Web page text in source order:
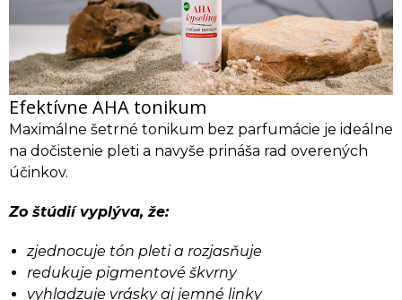
Efektívne AHA tonikum
Maximálne šetrné tonikum bez parfumácie je ideálne
na dočistenie pleti a navyše prináša rad overených
účinkov.
Zo štúdií vyplýva, že:
zjednocuje tón pleti a rozjasňuje
redukuje pigmentové škvrny
vyhladzuje vrásky aj jemné linky